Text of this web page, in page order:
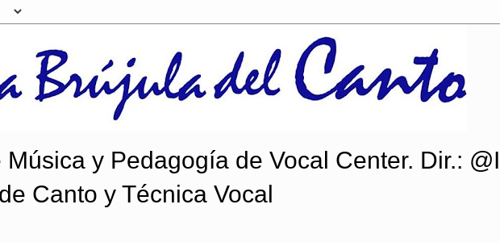
Música y Pedagogía de Vocal Center. Dir.:
Canto y Técnica Vocal